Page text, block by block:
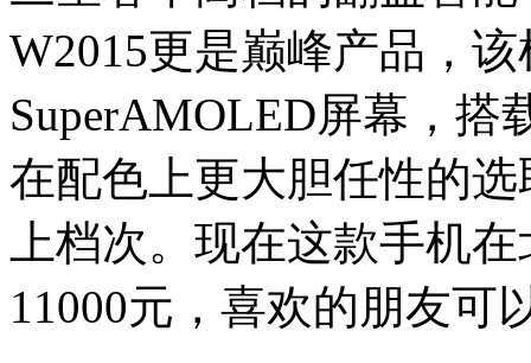
W2015更是巅峰产品，
SuperAMOLED屏幕，搭
在配色上更大胆任性的
上档次。现在这款手机
11000元，喜欢的朋友可